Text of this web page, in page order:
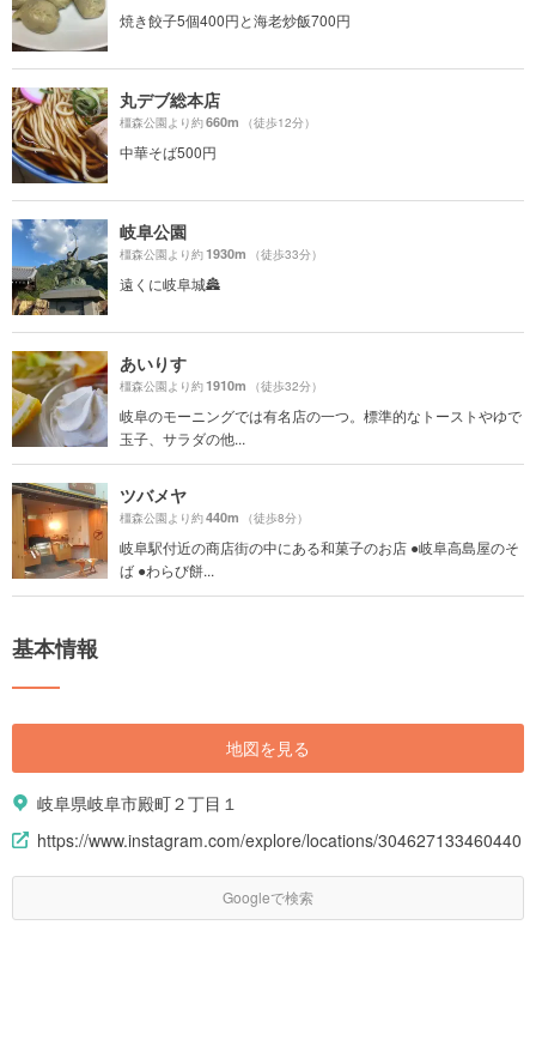
焼き餃子5個400円と海老炒飯700円
丸デブ総本店
橿森公園より約660m （徒歩12分）
中華そば500円
岐阜公園
橿森公園より約1930m （徒歩33分）
遠くに岐阜城🏯
あいりす
橿森公園より約1910m （徒歩32分）
岐阜のモーニングでは有名店の一つ。標準的なトーストやゆで
玉子、サラダの他...
ツバメヤ
橿森公園より約440m （徒歩8分）
岐阜駅付近の商店街の中にある和菓子のお店 ●岐阜高島屋のそ
ば ●わらび餅...
基本情報
地図を見る
岐阜県岐阜市殿町２丁目１
https://www.instagram.com/explore/locations/304627133460440
Googleで検索